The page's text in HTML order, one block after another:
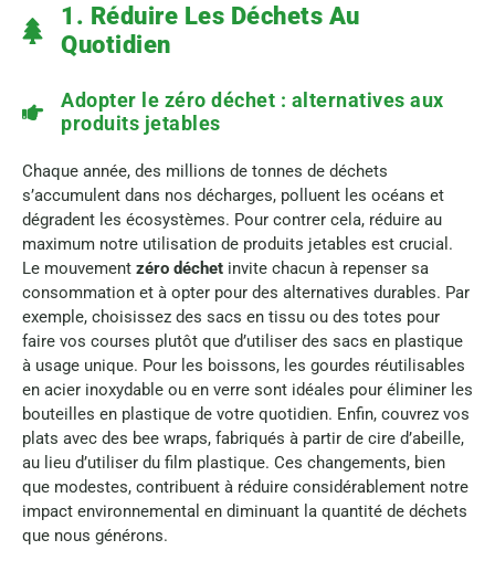
1. Réduire Les Déchets Au
Quotidien
Adopter le zéro déchet : alternatives aux
produits jetables
Chaque année, des millions de tonnes de déchets
s’accumulent dans nos décharges, polluent les océans et
dégradent les écosystèmes. Pour contrer cela, réduire au
maximum notre utilisation de produits jetables est crucial.
Le mouvement zéro déchet invite chacun à repenser sa
consommation et à opter pour des alternatives durables. Par
exemple, choisissez des sacs en tissu ou des totes pour
faire vos courses plutôt que d’utiliser des sacs en plastique
à usage unique. Pour les boissons, les gourdes réutilisables
en acier inoxydable ou en verre sont idéales pour éliminer les
bouteilles en plastique de votre quotidien. Enfin, couvrez vos
plats avec des bee wraps, fabriqués à partir de cire d’abeille,
au lieu d’utiliser du film plastique. Ces changements, bien
que modestes, contribuent à réduire considérablement notre
impact environnemental en diminuant la quantité de déchets
que nous générons.